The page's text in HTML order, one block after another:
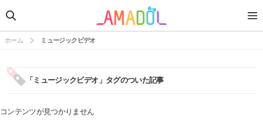
ホーム ミュージックビデオ
「ミュージックビデオ」タグのついた記事
コンテンツが見つかりません